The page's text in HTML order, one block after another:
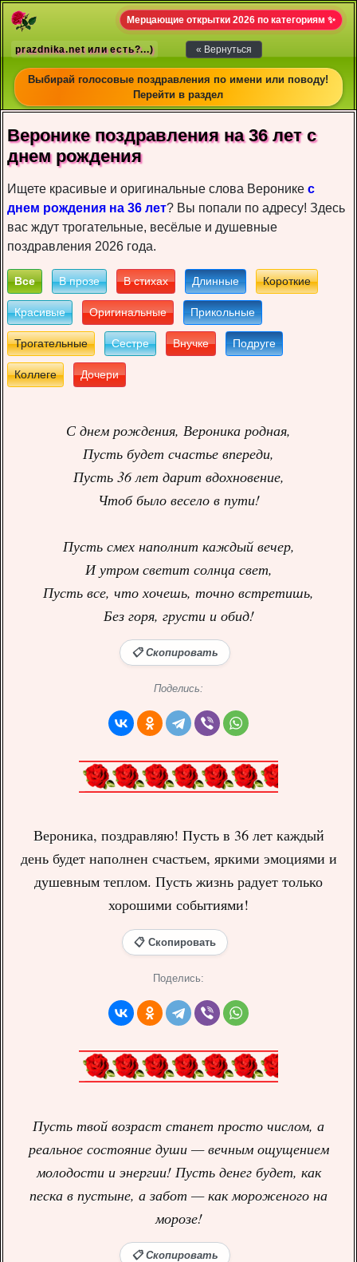
Мерцающие открытки 2026 по категориям ✨
prazdnika.net или есть?...) « Вернуться
Выбирай голосовые поздравления по имени или поводу!
Перейти в раздел
Веронике пoздрaвлeния на 36 лет c
днeм рoждeния
Ищете красивые и оригинальные слова Веронике с
днем рождения на 36 лет? Вы попали по адресу! Здесь
вас ждут трогательные, весёлые и душевные
поздравления 2026 года.
Все В прозе В стихах Длинные Короткие
Красивые Оригинальные Прикольные
Трогательные Сестре Внучке Подруге
Коллеге Дочери
С днем рождения, Вероника родная,
Пусть будет счастье впереди,
Пусть 36 лет дарит вдохновение,
Чтоб было весело в пути!
Пусть смех наполнит каждый вечер,
И утром светит солнца свет,
Пусть все, что хочешь, точно встретишь,
Без горя, грусти и обид!
📋 Скопировать
Поделись:
Вероника, поздравляю! Пусть в 36 лет каждый
день будет наполнен счастьем, яркими эмоциями и
душевным теплом. Пусть жизнь радует только
хорошими событиями!
📋 Скопировать
Поделись:
Пусть твой возраст станет просто числом, а
реальное состояние души — вечным ощущением
молодости и энергии! Пусть денег будет, как
песка в пустыне, а забот — как мороженого на
морозе!
📋 Скопировать